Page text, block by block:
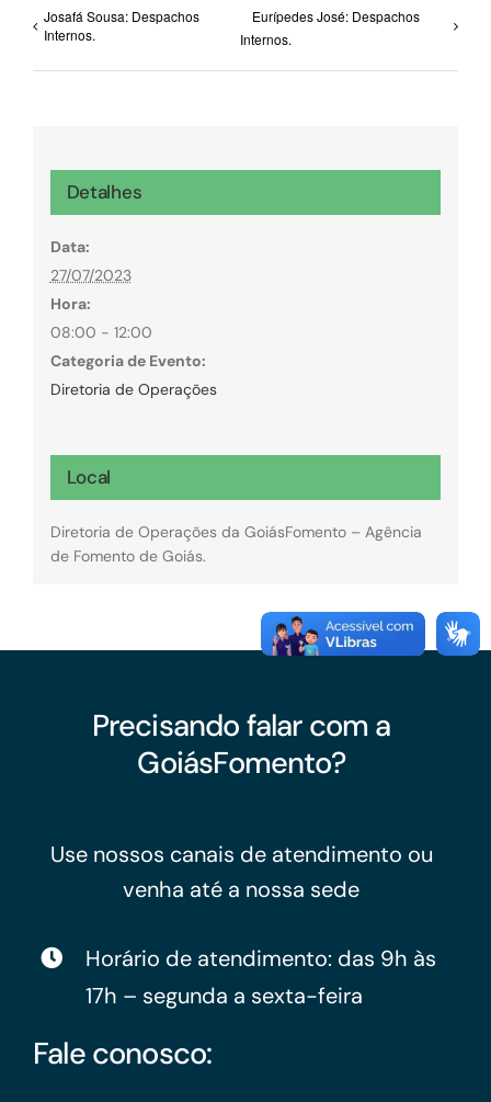
Josafá Sousa: Despachos
Internos.
Eurípedes José: Despachos
Internos.
Detalhes
Data:
27/07/2023
Hora:
08:00 - 12:00
Categoria de Evento:
Diretoria de Operações
Local
Diretoria de Operações da GoiásFomento – Agência
de Fomento de Goiás.
Precisando falar com a
GoiásFomento?
Use nossos canais de atendimento ou
venha até a nossa sede
Horário de atendimento: das 9h às
17h – segunda a sexta-feira
Fale conosco: